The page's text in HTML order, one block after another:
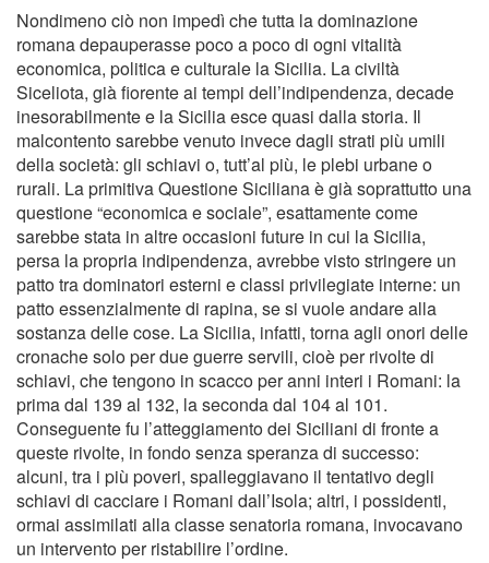
Nondimeno ciò non impedì che tutta la dominazione
romana depauperasse poco a poco di ogni vitalità
economica, politica e culturale la Sicilia. La civiltà
Siceliota, già fiorente ai tempi dell’indipendenza, decade
inesorabilmente e la Sicilia esce quasi dalla storia. Il
malcontento sarebbe venuto invece dagli strati più umili
della società: gli schiavi o, tutt’al più, le plebi urbane o
rurali. La primitiva Questione Siciliana è già soprattutto una
questione “economica e sociale”, esattamente come
sarebbe stata in altre occasioni future in cui la Sicilia,
persa la propria indipendenza, avrebbe visto stringere un
patto tra dominatori esterni e classi privilegiate interne: un
patto essenzialmente di rapina, se si vuole andare alla
sostanza delle cose. La Sicilia, infatti, torna agli onori delle
cronache solo per due guerre servili, cioè per rivolte di
schiavi, che tengono in scacco per anni interi i Romani: la
prima dal 139 al 132, la seconda dal 104 al 101.
Conseguente fu l’atteggiamento dei Siciliani di fronte a
queste rivolte, in fondo senza speranza di successo:
alcuni, tra i più poveri, spalleggiavano il tentativo degli
schiavi di cacciare i Romani dall’Isola; altri, i possidenti,
ormai assimilati alla classe senatoria romana, invocavano
un intervento per ristabilire l’ordine.